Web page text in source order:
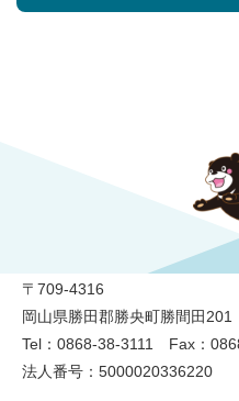
〒709-4316
岡山県勝田郡勝央町勝間田201
Tel：0868-38-3111 Fax：
法人番号：5000020336220